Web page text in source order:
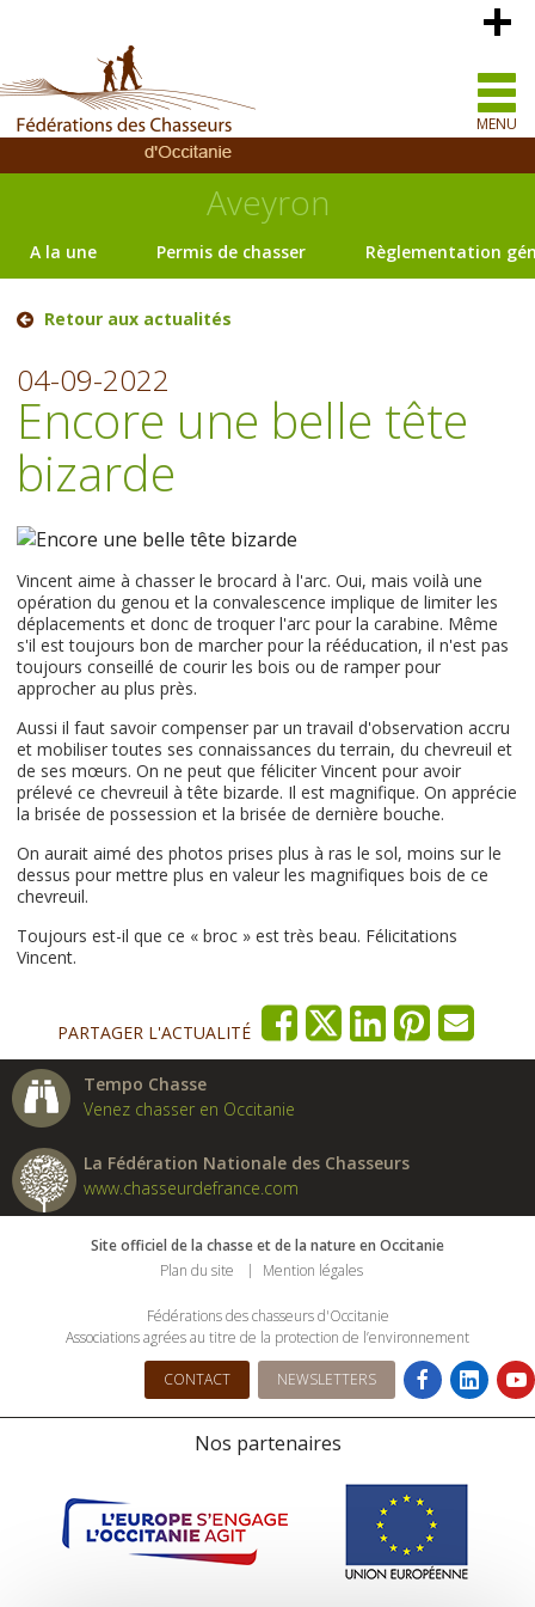
MENU
Aveyron
A la une Permis de chasser Règlementation
Retour aux actualités
04-09-2022
Encore une belle tête
bizarde
Vincent aime à chasser le brocard à l'arc. Oui, mais voilà une
opération du genou et la convalescence implique de limiter les
déplacements et donc de troquer l'arc pour la carabine. Même
s'il est toujours bon de marcher pour la rééducation, il n'est pas
toujours conseillé de courir les bois ou de ramper pour
approcher au plus près.
Aussi il faut savoir compenser par un travail d'observation accru
et mobiliser toutes ses connaissances du terrain, du chevreuil et
de ses mœurs. On ne peut que féliciter Vincent pour avoir
prélevé ce chevreuil à tête bizarde. Il est magnifique. On apprécie
la brisée de possession et la brisée de dernière bouche.
On aurait aimé des photos prises plus à ras le sol, moins sur le
dessus pour mettre plus en valeur les magnifiques bois de ce
chevreuil.
Toujours est-il que ce « broc » est très beau. Félicitations
Vincent.
PARTAGER L'ACTUALITÉ
Tempo Chasse
Venez chasser en Occitanie
La Fédération Nationale des Chasseurs
www.chasseurdefrance.com
Site officiel de la chasse et de la nature en Occitanie
Plan du site
Mention légales
Fédérations des chasseurs d'Occitanie
Associations agrées au titre de la protection de l’environnement
CONTACT NEWSLETTERS
Nos partenaires